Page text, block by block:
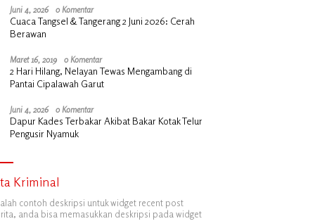
Juni 4, 2026 0 Komentar
Cuaca Tangsel & Tangerang 2 Juni 2026: Cerah
Berawan
Maret 16, 2019 0 Komentar
2 Hari Hilang, Nelayan Tewas Mengambang di
Pantai Cipalawah Garut
Juni 4, 2026 0 Komentar
Dapur Kades Terbakar Akibat Bakar Kotak Telur
Pengusir Nyamuk
Kriminal
contoh deskripsi untuk widget recent post
anda bisa memasukkan deskripsi pada widget